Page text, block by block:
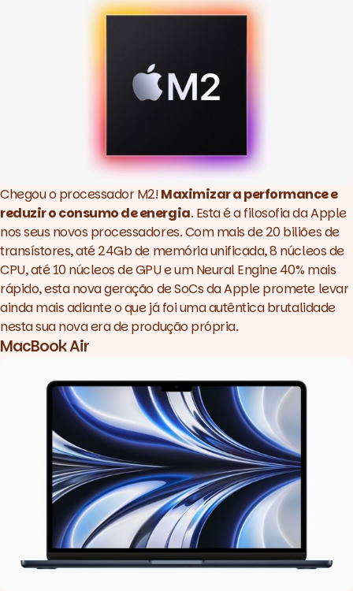
Chegou o processador M2!Maximizar a performance e
reduzir o consumo de energia. Esta é a filosofia da Apple
nos seus novos processadores. Com mais de 20 biliões de
transístores, até 24Gb de memória unificada, 8 núcleos de
CPU, até 10 núcleos de GPU e um Neural Engine 40% mais
rápido, esta nova geração de SoCs da Apple promete levar
ainda mais adiante o que já foi uma autêntica brutalidade
nesta sua nova era de produção própria.
MacBook Air